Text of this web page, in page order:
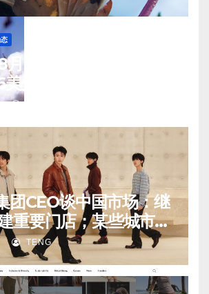
6日(周四)收涨12月合
分/磅
TENG
团CEO谈中国市场：继
重要门店；某些城市的
店不再有价值
TENG